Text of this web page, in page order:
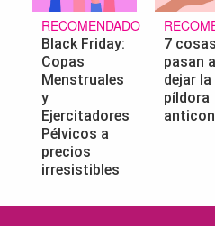
RECOMENDADO
Black Friday:
Copas
Menstruales
y
Ejercitadores
Pélvicos a
precios
irresistibles
7
pasan
dejar la
píldora